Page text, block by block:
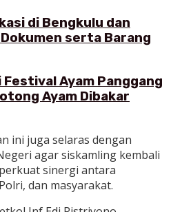
di Bengkulu dan
serta Barang
Festival Ayam Panggang
Ayam Dibakar
ini juga selaras dengan
agar siskamling kembali
sinergi antara
dan masyarakat.